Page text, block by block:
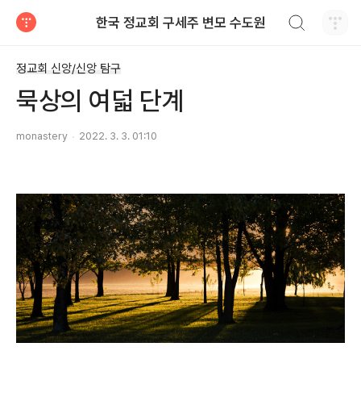
한국 정교회 구세주 변모 수도원
정교회 신앙/신앙 탐구
묵상의 여덟 단계
monastery 2022. 3. 3. 01:10